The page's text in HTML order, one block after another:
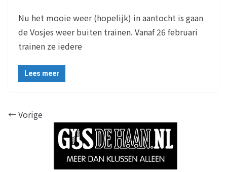
Nu het mooie weer (hopelijk) in aantocht is gaan
de Vosjes weer buiten trainen. Vanaf 26 februari
trainen ze iedere
Lees meer
← Vorige